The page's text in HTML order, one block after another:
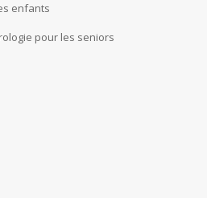
enfants
pour les seniors